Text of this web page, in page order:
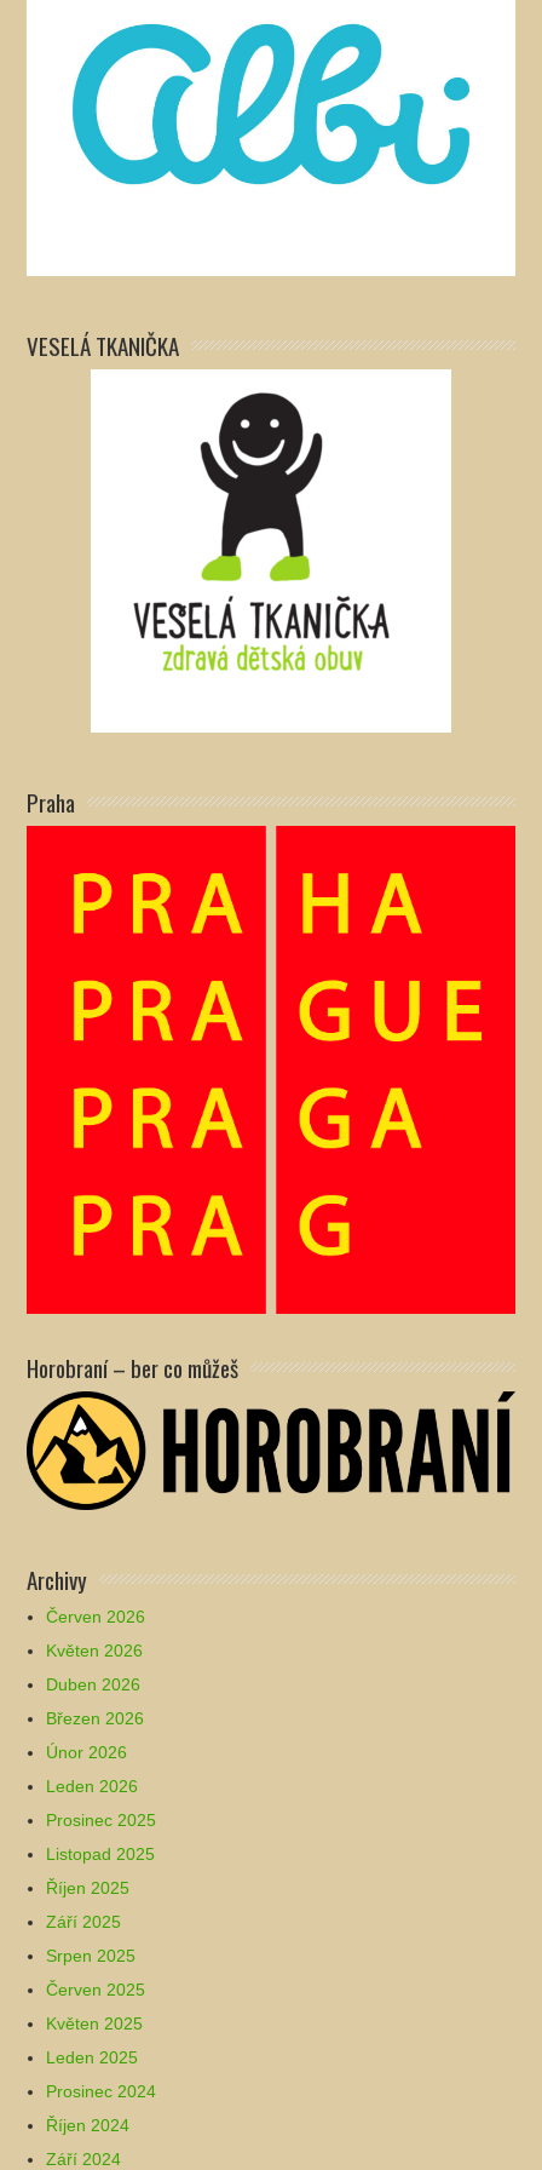
VESELÁ TKANIČKA
Praha
Horobraní – ber co můžeš
Archivy
Červen 2026
Květen 2026
Duben 2026
Březen 2026
Únor 2026
Leden 2026
Prosinec 2025
Listopad 2025
Říjen 2025
Září 2025
Srpen 2025
Červen 2025
Květen 2025
Leden 2025
Prosinec 2024
Říjen 2024
Září 2024